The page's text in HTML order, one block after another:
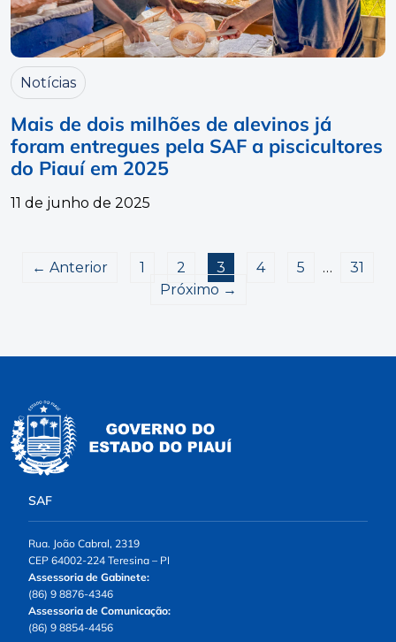
Notícias
Mais de dois milhões de alevinos já
foram entregues pela SAF a piscicultores
do Piauí em 2025
11 de junho de 2025
← Anterior 1 2 3 4 5 …
31
Próximo →
SAF
Rua. João Cabral, 2319
CEP 64002-224 Teresina – PI
Assessoria de Gabinete:
(86) 9 8876-4346
Assessoria de Comunicação:
(86) 9 8854-4456